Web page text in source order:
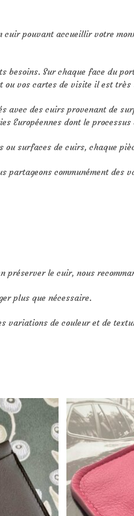
cuir pouvant accueillir votre
Sur chaque face du
vos cartes de visite il est
avec des cuirs provenant de
Européennes dont le
surfaces de cuirs, chaque
partageons communément des
le cuir, nous
plus que nécessaire.
variations de couleur et de